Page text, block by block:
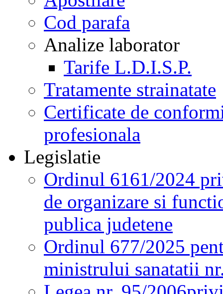
Cod parafa
Analize laborator
Tarife L.D.I.S.P.
Tratamente strainatate
Certificate de
profesionala
Legislatie
Ordinul 6161/2024
de organizare si
publica judetene
Ordinul 677/2025
ministrului sanatatii